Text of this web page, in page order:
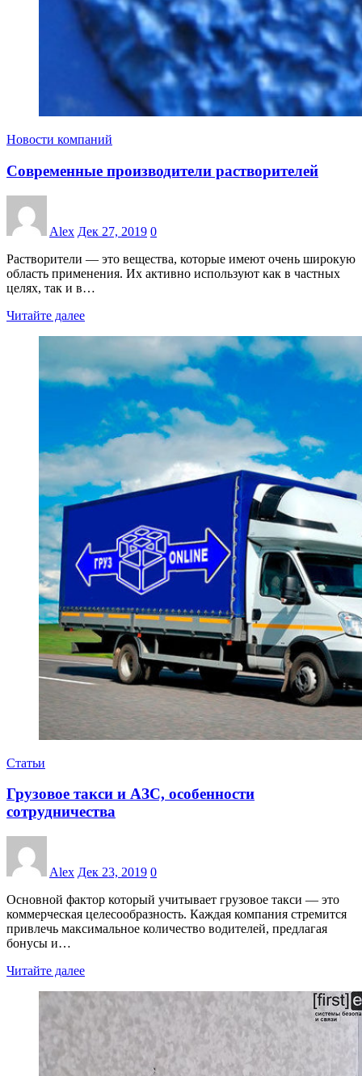
Новости компаний
Современные производители растворителей
Alex Дек 27, 2019 0
Растворители ― это вещества, которые имеют очень широкую
область применения. Их активно используют как в частных
целях, так и в…
Читайте далее
Статьи
Грузовое такси и АЗС, особенности
сотрудничества
Alex Дек 23, 2019 0
Основной фактор который учитывает грузовое такси — это
коммерческая целесообразность. Каждая компания стремится
привлечь максимальное количество водителей, предлагая
бонусы и…
Читайте далее